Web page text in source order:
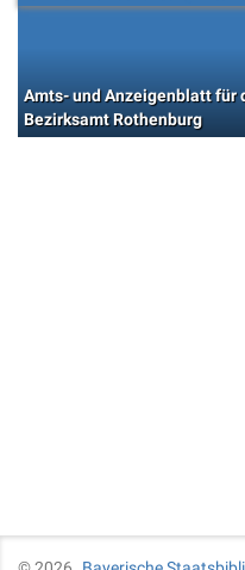
Amts- und Anzeigenblatt für
Bezirksamt Rothenburg